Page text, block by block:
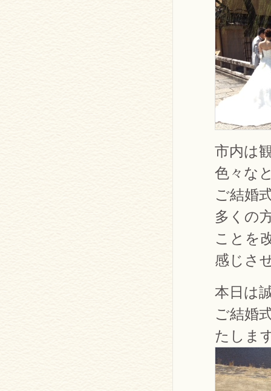
市内は
色々な
ご結婚
多くの
ことを
感じさ
本日は
ご結婚
たしま